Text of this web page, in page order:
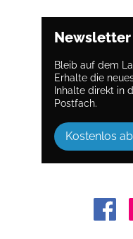
Newsletter
Bleib auf dem
Erhalte die
Inhalte direkt in
Postfach.
Kostenlos